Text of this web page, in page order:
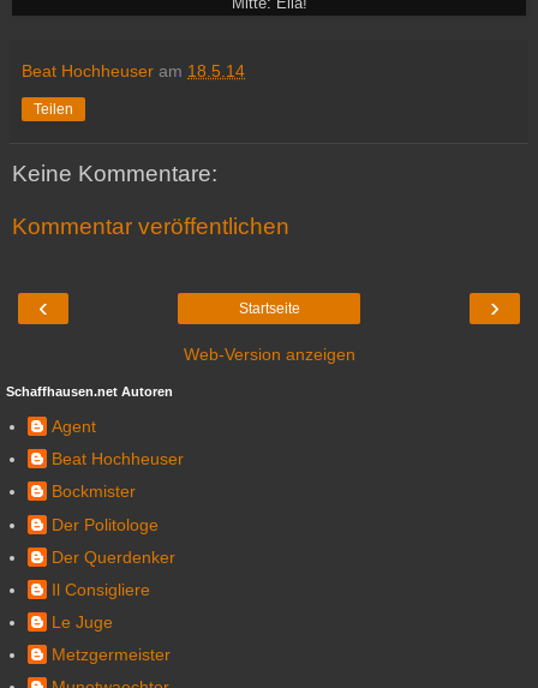
Mitte: Elia!
Beat Hochheuser am 18.5.14
Teilen
Keine Kommentare:
Kommentar veröffentlichen
‹ ›
Startseite
Web-Version anzeigen
Schaffhausen.net Autoren
Agent
Beat Hochheuser
Bockmister
Der Politologe
Der Querdenker
Il Consigliere
Le Juge
Metzgermeister